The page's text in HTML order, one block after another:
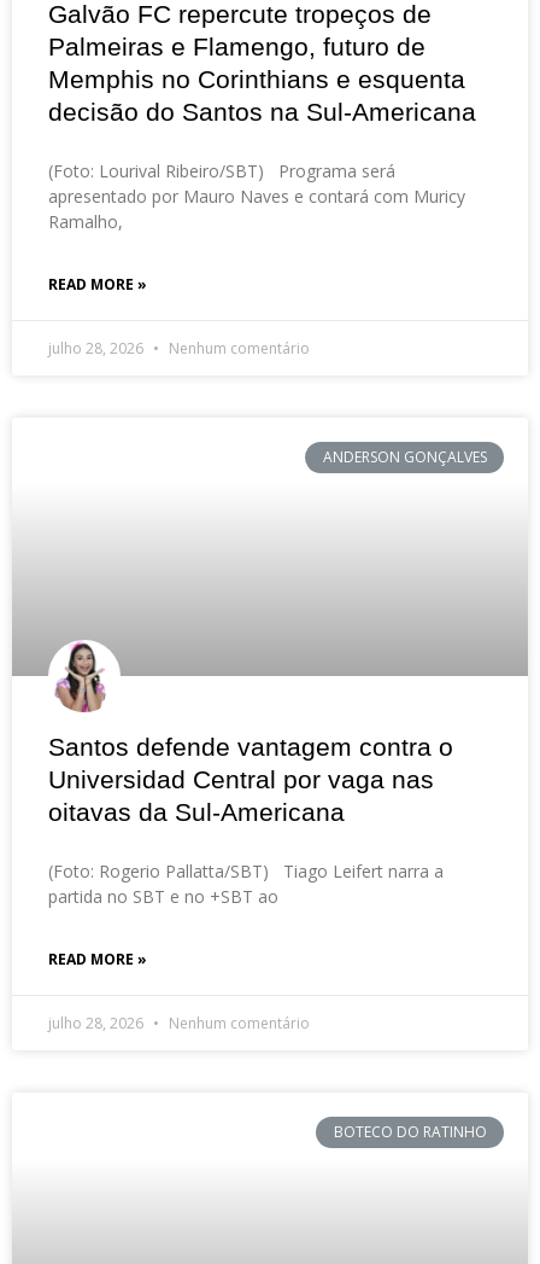
Galvão FC repercute tropeços de
Palmeiras e Flamengo, futuro de
Memphis no Corinthians e esquenta
decisão do Santos na Sul-Americana
(Foto: Lourival Ribeiro/SBT) Programa será
apresentado por Mauro Naves e contará com Muricy
Ramalho,
READ MORE »
julho 28, 2026 Nenhum comentário
ANDERSON GONÇALVES
Santos defende vantagem contra o
Universidad Central por vaga nas
oitavas da Sul-Americana
(Foto: Rogerio Pallatta/SBT) Tiago Leifert narra a
partida no SBT e no +SBT ao
READ MORE »
julho 28, 2026 Nenhum comentário
BOTECO DO RATINHO